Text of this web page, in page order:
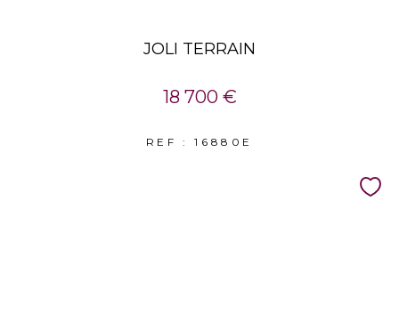
JOLI TERRAIN
18 700 €
REF : 16880E